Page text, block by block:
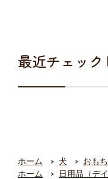
最近チェッ
ホーム 犬 おも
ホーム
日用品（デイ